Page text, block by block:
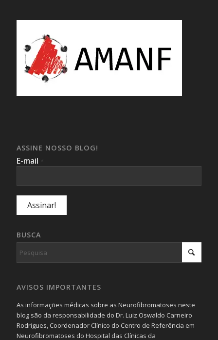
ASSINE NOSSO BLOG!
E-mail *
BUSCA
AVISOS IMPORTANTES
As informações médicas sobre as Neurofibromatoses neste
blog são da responsabilidade do Dr. Luiz Oswaldo Carneiro
Rodrigues, Coordenador Clínico do Centro de Referência em
Neurofibromatoses do Hospital das Clínicas da